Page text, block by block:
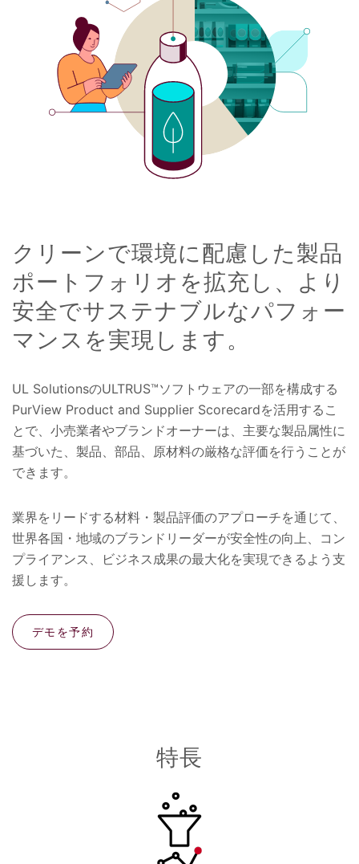
クリーンで環境に配慮した製品
ポートフォリオを拡充し、より
安全でサステナブルなパフォー
マンスを実現します。
UL SolutionsのULTRUS™ソフトウェアの一部を構成する
PurView Product and Supplier Scorecardを活用するこ
とで、小売業者やブランドオーナーは、主要な製品属性に
基づいた、製品、部品、原材料の厳格な評価を行うことが
できます。
業界をリードする材料・製品評価のアプローチを通じて、
世界各国・地域のブランドリーダーが安全性の向上、コン
プライアンス、ビジネス成果の最大化を実現できるよう支
援します。
デモを予約
特長